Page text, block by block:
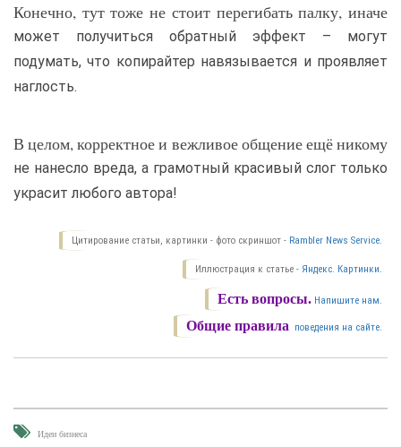
Конечно, тут тоже не стоит перегибать палку, иначе
может получиться обратный эффект – могут
подумать, что копирайтер навязывается и проявляет
наглость.
В целом, корректное и вежливое общение ещё никому
не нанесло вреда, а грамотный красивый слог только
украсит любого автора!
Цитирование статьи, картинки - фото скриншот - Rambler News Service.
Иллюстрация к статье - Яндекс. Картинки.
Есть вопросы. Напишите нам.
Общие правила поведения на сайте.
Идеи бизнеса